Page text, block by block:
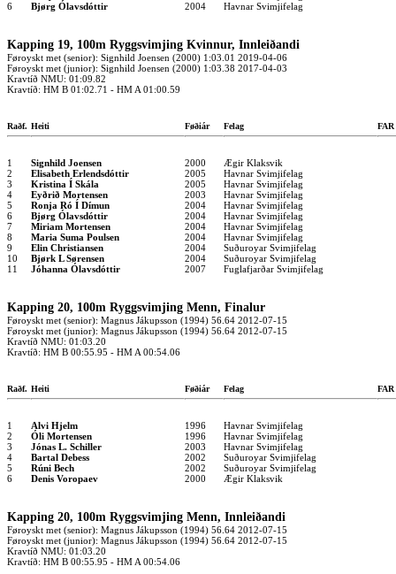
6
Bjørg Ólavsdóttir 2004 Havnar Svimjifelag
Kapping 19, 100m Ryggsvimjing Kvinnur, Innleiðandi
Føroyskt met (senior): Signhild Joensen (2000) 1:03.01 2019-04-06
Føroyskt met (junior): Signhild Joensen (2000) 1:03.38 2017-04-03
Kravtíð NMU: 01:09.82
Kravtíð: HM B 01:02.71 - HM A 01:00.59
Raðf. Heiti Føðiár Felag FAR
1 Signhild Joensen 2000
Ægir Klaksvik
2
Elisabeth Erlendsdóttir 2005
Havnar Svimjifelag
3
Kristina Í Skála 2005
Havnar Svimjifelag
4
Eyðrið Mortensen 2003
Havnar Svimjifelag
5
Ronja Ró Í Dímun 2004
Havnar Svimjifelag
6
Bjørg Ólavsdóttir 2004
Havnar Svimjifelag
7
Miriam Mortensen 2004
Havnar Svimjifelag
8
Maria Suma Poulsen 2004
Havnar Svimjifelag
9
Elin Christiansen 2004
Suðuroyar Svimjifelag
10
Bjørk L Sørensen 2004
Suðuroyar Svimjifelag
11
Jóhanna Ólavsdóttir 2007 Fuglafjarðar Svimjifelag
Kapping 20, 100m Ryggsvimjing Menn, Finalur
Føroyskt met (senior): Magnus Jákupsson (1994) 56.64 2012-07-15
Føroyskt met (junior): Magnus Jákupsson (1994) 56.64 2012-07-15
Kravtíð NMU: 01:03.20
Kravtíð: HM B 00:55.95 - HM A 00:54.06
Raðf. Heiti Føðiár Felag FAR
1 Alvi Hjelm 1996
Havnar Svimjifelag
2
Óli Mortensen 1996
Havnar Svimjifelag
3
Jónas L. Schiller 2003
Havnar Svimjifelag
4
Bartal Debess 2002
Suðuroyar Svimjifelag
5
Rúni Bech 2002
Suðuroyar Svimjifelag
6
Denis Voropaev 2000 Ægir Klaksvik
Kapping 20, 100m Ryggsvimjing Menn, Innleiðandi
Føroyskt met (senior): Magnus Jákupsson (1994) 56.64 2012-07-15
Føroyskt met (junior): Magnus Jákupsson (1994) 56.64 2012-07-15
Kravtíð NMU: 01:03.20
Kravtíð: HM B 00:55.95 - HM A 00:54.06